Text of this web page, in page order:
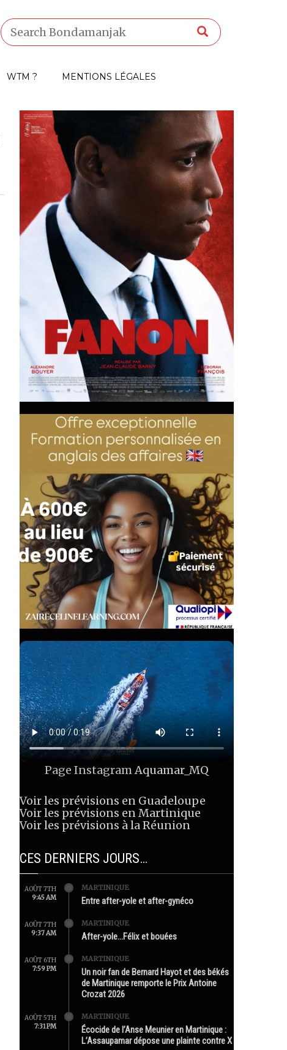
WTM ? MENTIONS LÉGALES
Page InstagramAquamar_MQ
Voir les prévisions en Guadeloupe
Voir les prévisions en Martinique
Voir les prévisions à la Réunion
CES DERNIERS JOURS…
AOÛT 7TH
9:45 AM
MARTINIQUE
Entre after-yole et after-gynéco
AOÛT 7TH
9:37 AM
MARTINIQUE
After-yole…Félix et bouées
AOÛT 6TH
7:59 PM
MARTINIQUE
Un noir fan de Bernard Hayot et des békés
de Martinique remporte le Prix Antoine
Crozat 2026
AOÛT 5TH
7:31 PM
MARTINIQUE
Écocide de l’Anse Meunier en Martinique :
L’Assaupamar dépose une plainte contre X